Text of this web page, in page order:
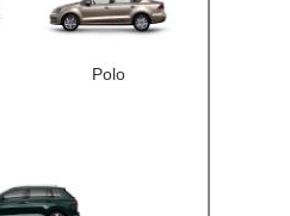
Polo